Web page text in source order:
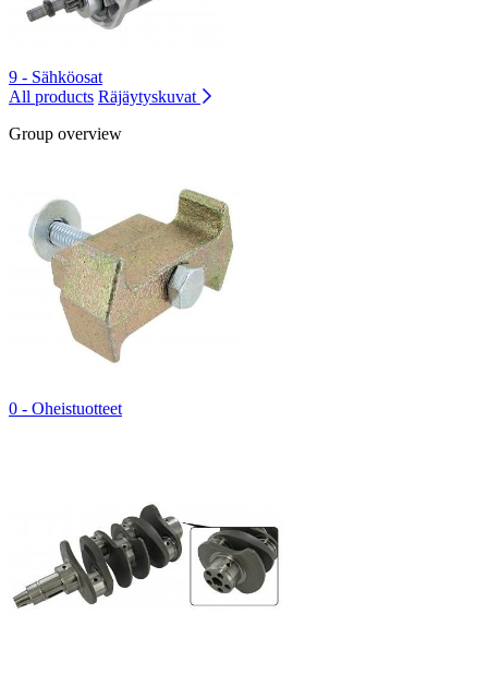
9 - Sähköosat
All products Räjäytyskuvat
Group overview
0 - Oheistuotteet